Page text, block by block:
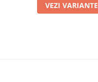
VEZI VARIANTE